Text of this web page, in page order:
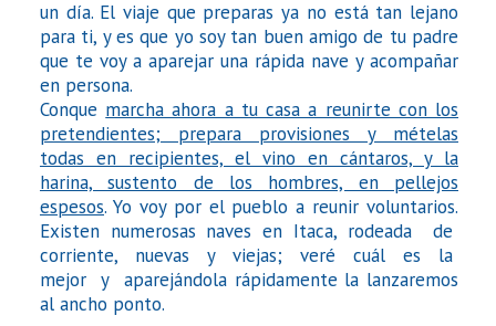
un día. El viaje que preparas ya no está tan lejano
para ti, y es que yo soy tan buen amigo de tu padre
que te voy a aparejar una rápida nave y acompañar
en persona.
Conque marcha ahora a tu casa a reunirte con los
pretendientes; prepara provisiones y mételas
todas en recipientes, el vino en cántaros, y la
harina, sustento de los hombres, en pellejos
espesos. Yo voy por el pueblo a reunir voluntarios.
Existen numerosas naves en Itaca, rodeada de
corriente, nuevas y viejas; veré cuál es la
mejor y aparejándola rápidamente la lanzaremos
al ancho ponto.